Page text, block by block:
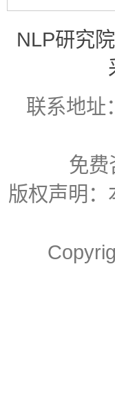
NLP研究
联系地址
免
版权声明